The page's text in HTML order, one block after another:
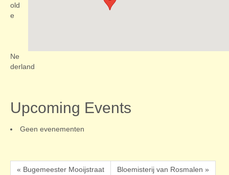
old
e
Ne
derland
Upcoming Events
Geen evenementen
« Bugemeester Mooijstraat Bloemisterij van Rosmalen »